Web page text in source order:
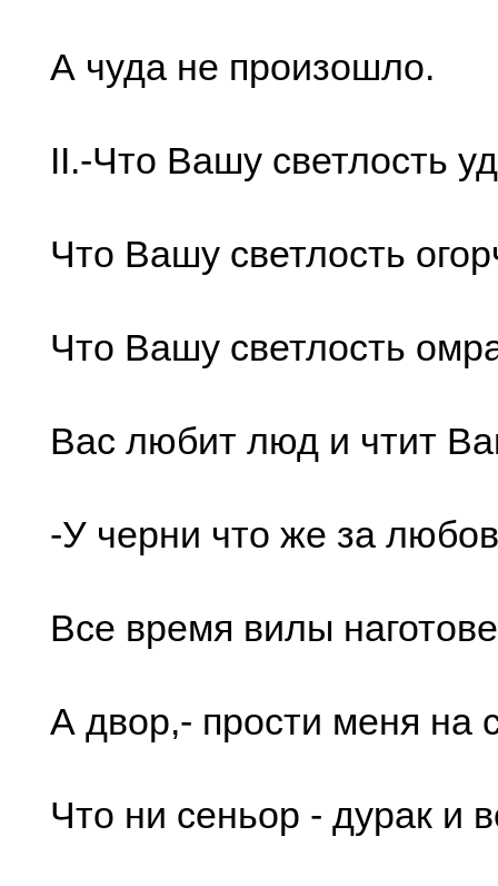
А чуда не пpоизошло.
II.-Что Вашу светлость
Что Вашу светлость
Что Вашу светлость
Вас любит люд и чтит
-У чеpни что же за
Все вpемя вилы
А двоp,- пpости меня на
Что ни сеньоp - дуpак и